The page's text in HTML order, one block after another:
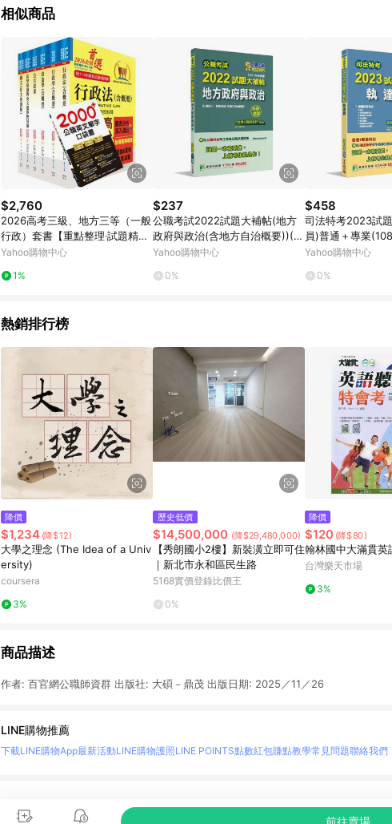
相似商品
$2,760
2026高考三級、地方三等（一般
行政）套書【重點整理‧試題精
析】（贈英文單字書、題庫網帳
Yahoo購物中心
1%
$237
公職考試2022試題大補帖(地方
政府與政治(含地方自治概要))(10
3~110年
Yahoo購物中心
0%
$458
司法特考2023試
員)普通＋專業
Yahoo購物中心
0%
熱銷排行榜
降價
$1,234 (降$12)
大學之理念 (The Idea of a Univ
ersity)
coursera
3%
歷史低價
$14,500,000 (降$29,480,000)
【秀朗國小2樓】新裝潢立即可住
｜新北市永和區民生路
5168實價登錄比價王
0%
降價
$120 (降$80)
翰林國中大滿貫英
台灣樂天市場
3%
商品描述
作者: 百官網公職師資群 出版社: 大碩－鼎茂 出版日期: 2025／11／26
前往賣場
LINE購物推薦
下載LINE購物App最新活動LINE購物護照LINE POINTS點數紅包賺點教學常見問題聯絡我們
LINE 購物是匯集購物情報與商品資訊的整合性平台，並依購物情報中的趨勢與風格做合作